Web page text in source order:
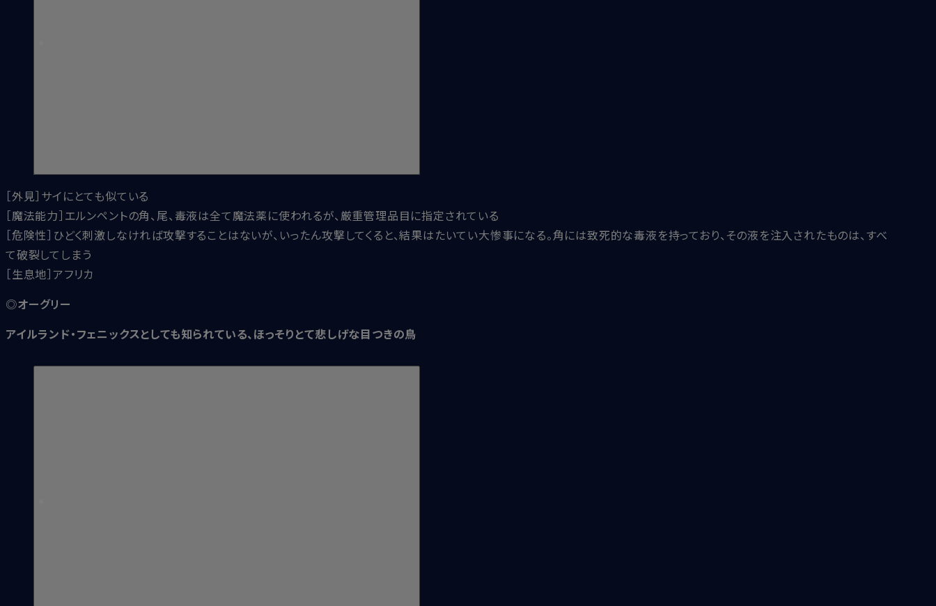
［外見］サイにとても似ている
［魔法能力］エルンペントの角、尾、毒液は全て魔法薬に使われるが、厳重管理品目に指定されている
［危険性］ひどく刺激しなければ攻撃することはないが、いったん攻撃してくると、結果はたいてい大惨事になる。角には致死的な毒液を持っており、その液を注入されたものは、すべ
て破裂してしまう
［生息地］アフリカ
◎オーグリー
アイルランド・フェニックスとしても知られている、ほっそりとて悲しげな目つきの鳥